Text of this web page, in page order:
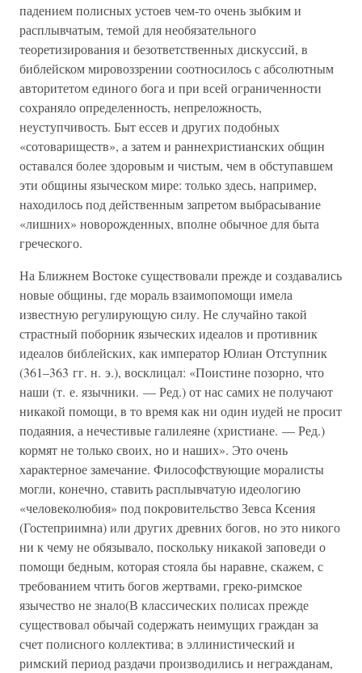
падением полисных устоев чем-то очень зыбким и
расплывчатым, темой для необязательного
теоретизирования и безответственных дискуссий, в
библейском мировоззрении соотносилось с абсолютным
авторитетом единого бога и при всей ограниченности
сохраняло определенность, непреложность,
неуступчивость. Быт ессев и других подобных
«сотовариществ», а затем и раннехристианских общин
оставался более здоровым и чистым, чем в обступавшем
эти общины языческом мире: только здесь, например,
находилось под действенным запретом выбрасывание
«лишних» новорожденных, вполне обычное для быта
греческого.
На Ближнем Востоке существовали прежде и создавались
новые общины, где мораль взаимопомощи имела
известную регулирующую силу. Не случайно такой
страстный поборник языческих идеалов и противник
идеалов библейских, как император Юлиан Отступник
(361–363 гг. н. э.), восклицал: «Поистине позорно, что
наши (т. е. язычники. — Ред.) от нас самих не получают
никакой помощи, в то время как ни один иудей не просит
подаяния, а нечестивые галилеяне (христиане. — Ред.)
кормят не только своих, но и наших». Это очень
характерное замечание. Философствующие моралисты
могли, конечно, ставить расплывчатую идеологию
«человеколюбия» под покровительство Зевса Ксения
(Гостеприимна) или других древних богов, но это никого
ни к чему не обязывало, поскольку никакой заповеди о
помощи бедным, которая стояла бы наравне, скажем, с
требованием чтить богов жертвами, греко-римское
язычество не знало(В классических полисах прежде
существовал обычай содержать неимущих граждан за
счет полисного коллектива; в эллинистический и
римский период раздачи производились и негражданам,